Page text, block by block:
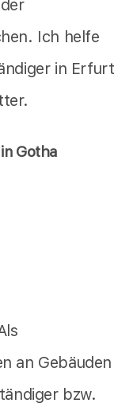
Ich helfe
in Erfurt
Gotha
an Gebäuden
bzw.